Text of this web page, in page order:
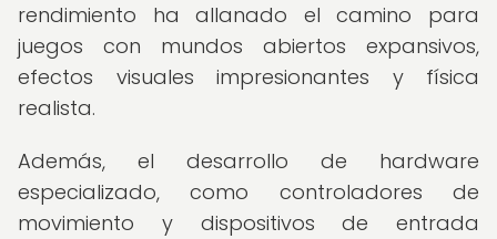
rendimiento ha allanado el camino para
juegos con mundos abiertos expansivos,
efectos visuales impresionantes y física
realista.
Además, el desarrollo de hardware
especializado, como controladores de
movimiento y dispositivos de entrada